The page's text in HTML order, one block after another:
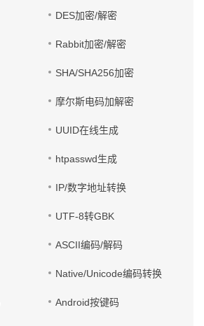
DES加密/解密
Rabbit加密/解密
SHA/SHA256加密
摩尔斯电码加解密
UUID在线生成
htpasswd生成
IP/数字地址转换
UTF-8转GBK
ASCII编码/解码
Native/Unicode编码转换
Android按键码